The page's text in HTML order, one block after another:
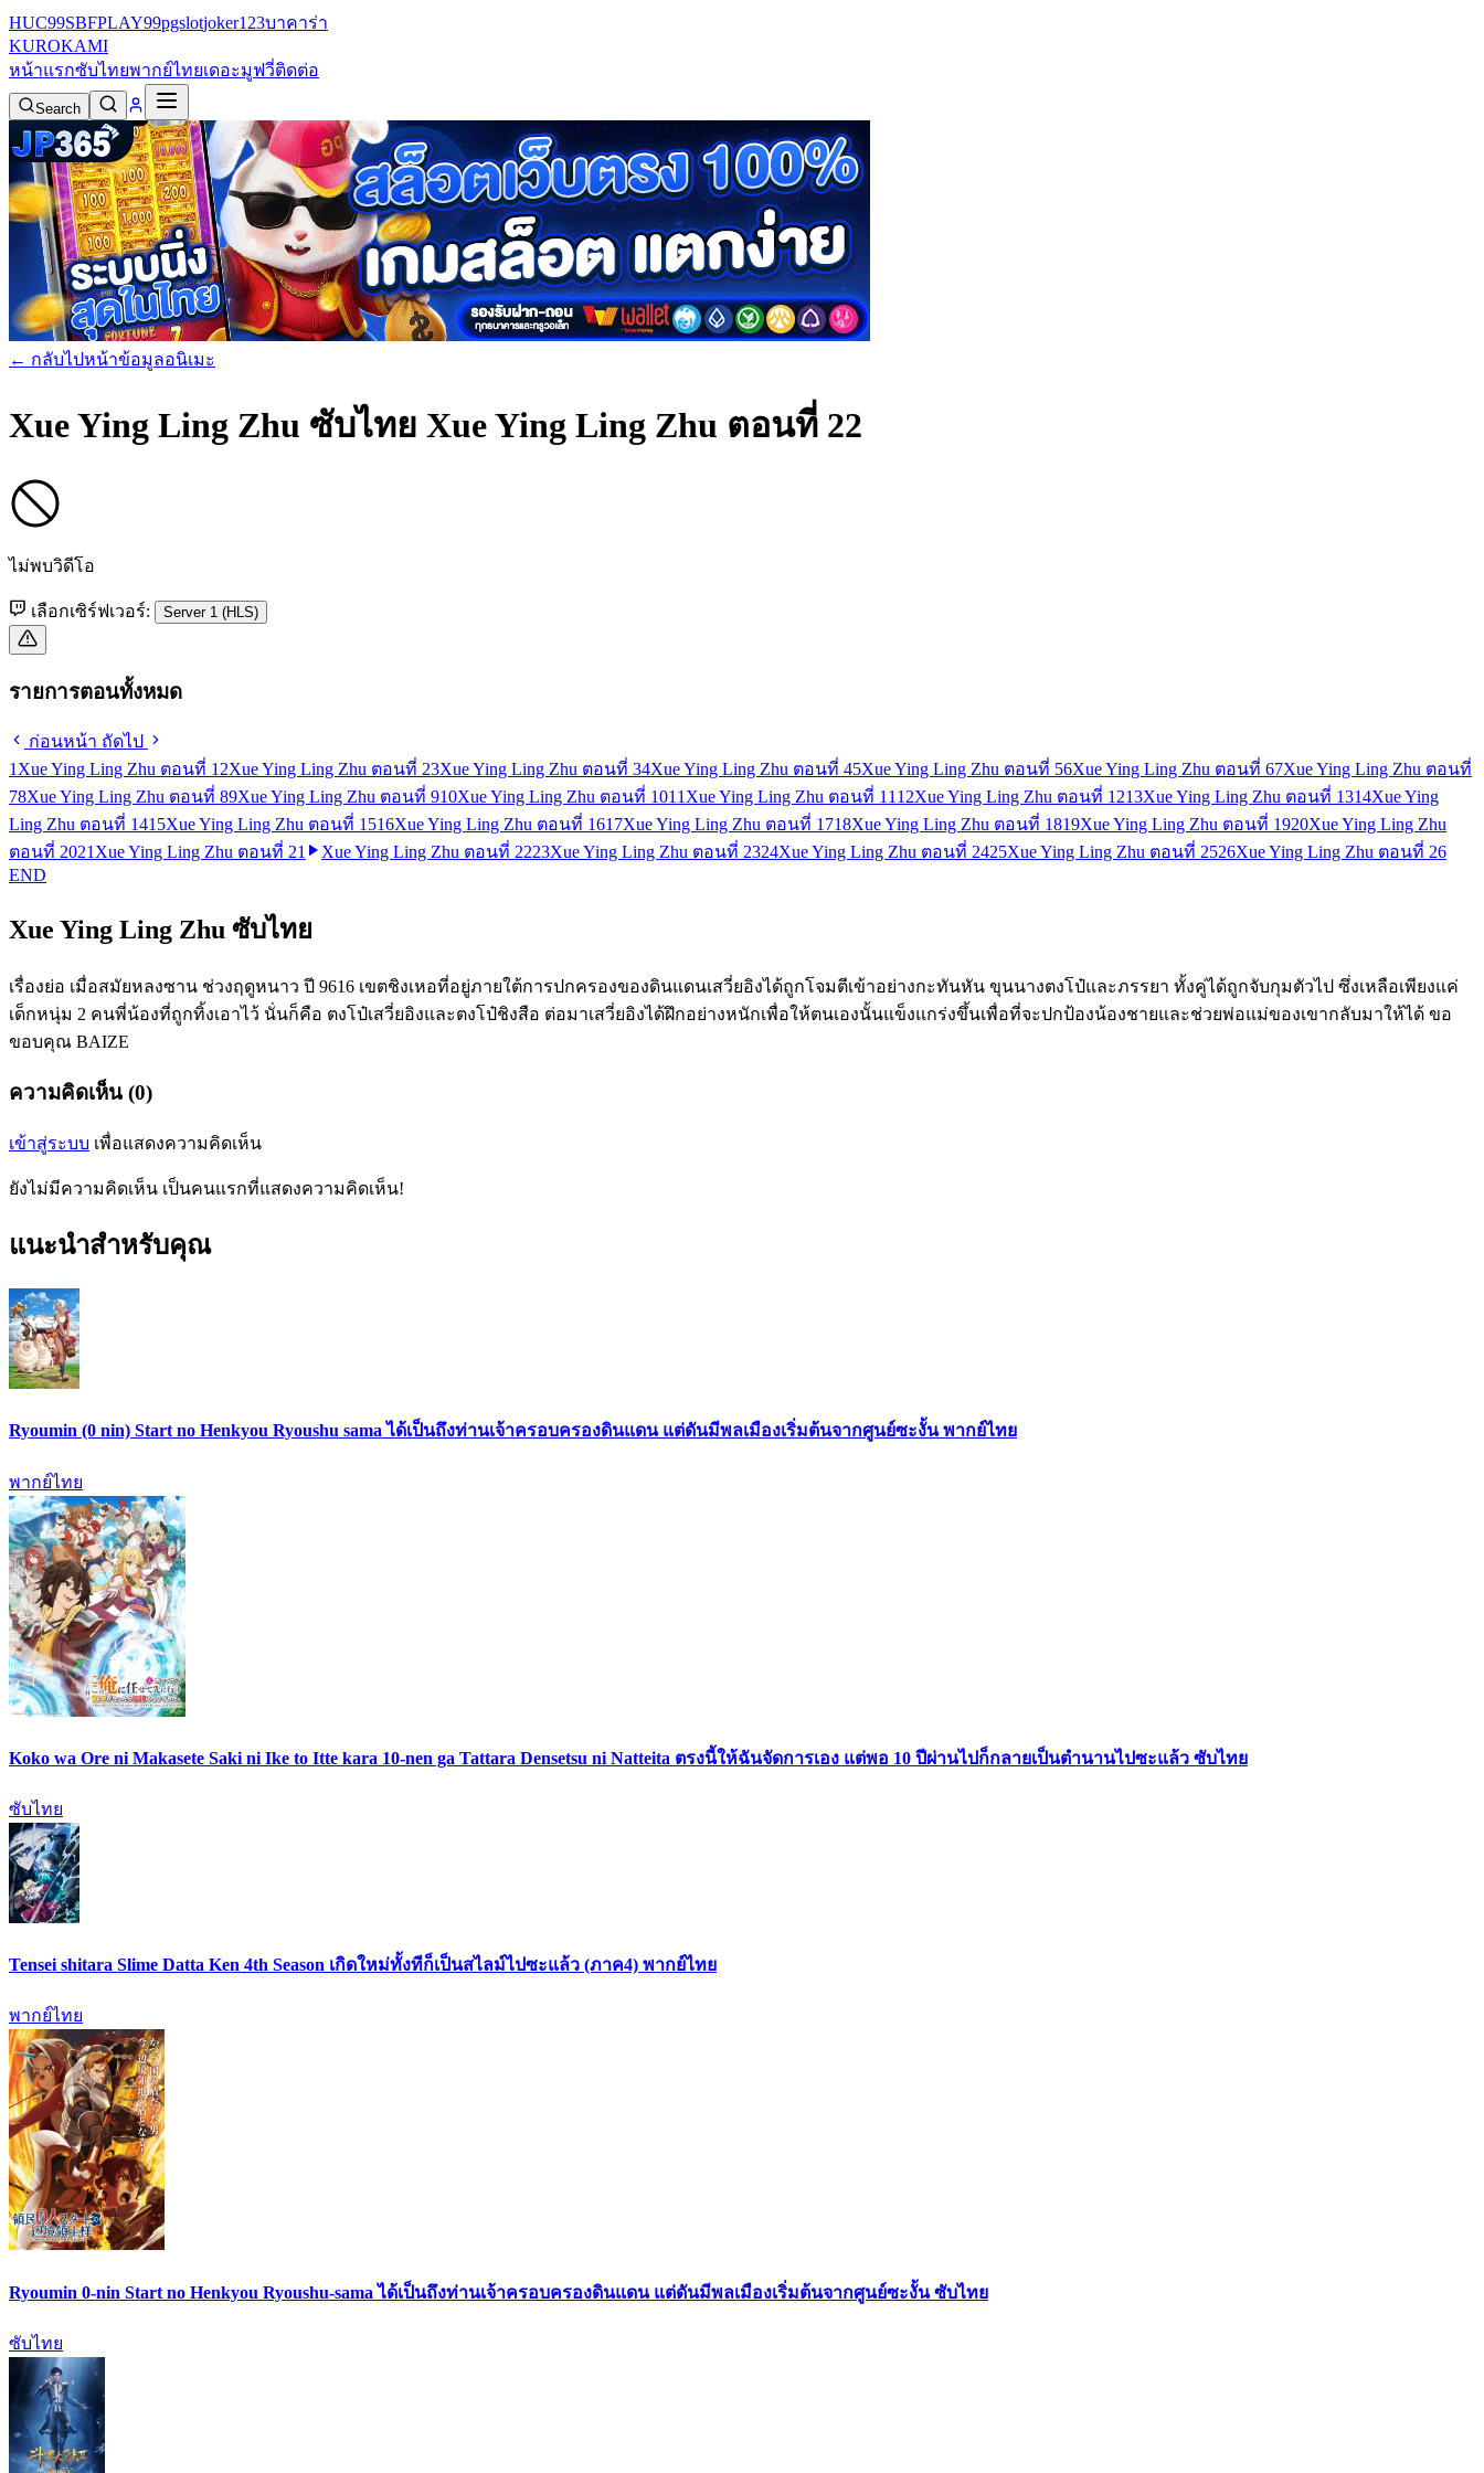
HUC99SBFPLAY99pgslotjoker123บาคาร่า
KUROKAMI
หน้าแรกซับไทยพากย์ไทยเดอะมูฟวี่ติดต่อ
Search
← กลับไปหน้าข้อมูลอนิเมะ
Xue Ying Ling Zhu ซับไทย Xue Ying Ling Zhu ตอนที่ 22
ไม่พบวิดีโอ
เลือกเซิร์ฟเวอร์: Server 1 (HLS)
รายการตอนทั้งหมด
ก่อนหน้า ถัดไป
1 Xue Ying Ling Zhu ตอนที่ 1 2Xue Ying Ling Zhu ตอนที่ 23Xue Ying Ling Zhu ตอนที่ 34Xue Ying Ling Zhu ตอนที่ 45Xue Ying Ling Zhu ตอนที่ 56Xue Ying Ling Zhu ตอนที่ 67Xue Ying Ling Zhu ตอนที่
78Xue Ying Ling Zhu ตอนที่ 89Xue Ying Ling Zhu ตอนที่ 910Xue Ying Ling Zhu ตอนที่ 1011 Xue Ying Ling Zhu ตอนที่ 11 12Xue Ying Ling Zhu ตอนที่ 1213Xue Ying Ling Zhu ตอนที่ 1314Xue Ying
Ling Zhu ตอนที่ 1415Xue Ying Ling Zhu ตอนที่ 1516Xue Ying Ling Zhu ตอนที่ 1617Xue Ying Ling Zhu ตอนที่ 1718Xue Ying Ling Zhu ตอนที่ 1819Xue Ying Ling Zhu ตอนที่ 1920Xue Ying Ling Zhu
ตอนที่ 2021 Xue Ying Ling Zhu ตอนที่ 21 Xue Ying Ling Zhu ตอนที่ 2223Xue Ying Ling Zhu ตอนที่ 2324Xue Ying Ling Zhu ตอนที่ 2425Xue Ying Ling Zhu ตอนที่ 2526Xue Ying Ling Zhu ตอนที่ 26
END
Xue Ying Ling Zhu ซับไทย
เรื่องย่อ เมื่อสมัยหลงซาน ช่วงฤดูหนาว ปี 9616 เขตชิงเหอที่อยู่ภายใต้การปกครองของดินแดนเสวี่ยอิงได้ถูกโจมตีเข้าอย่างกะทันหัน ขุนนางตงโป๋และภรรยา ทั้งคู่ได้ถูกจับกุมตัวไป ซึ่งเหลือเพียงแค่
เด็กหนุ่ม 2 คนพี่น้องที่ถูกทิ้งเอาไว้ นั่นก็คือ ตงโป๋เสวี่ยอิงและตงโป๋ชิงสือ ต่อมาเสวี่ยอิงได้ฝึกอย่างหนักเพื่อให้ตนเองนั้นแข็งแกร่งขึ้นเพื่อที่จะปกป้องน้องชายและช่วยพ่อแม่ของเขากลับมาให้ได้ ขอ
ขอบคุณ BAIZE
ความคิดเห็น (0)
เข้าสู่ระบบ เพื่อแสดงความคิดเห็น
ยังไม่มีความคิดเห็น เป็นคนแรกที่แสดงความคิดเห็น!
แนะนำสำหรับคุณ
Ryoumin (0 nin) Start no Henkyou Ryoushu sama ได้เป็นถึงท่านเจ้าครอบครองดินแดน แต่ดันมีพลเมืองเริ่มต้นจากศูนย์ซะงั้น พากย์ไทย
พากย์ไทย
Koko wa Ore ni Makasete Saki ni Ike to Itte kara 10-nen ga Tattara Densetsu ni Natteita ตรงนี้ให้ฉันจัดการเอง แต่พอ 10 ปีผ่านไปก็กลายเป็นตำนานไปซะแล้ว ซับไทย
ซับไทย
Tensei shitara Slime Datta Ken 4th Season เกิดใหม่ทั้งทีก็เป็นสไลม์ไปซะแล้ว (ภาค4) พากย์ไทย
พากย์ไทย
Ryoumin 0-nin Start no Henkyou Ryoushu-sama ได้เป็นถึงท่านเจ้าครอบครองดินแดน แต่ดันมีพลเมืองเริ่มต้นจากศูนย์ซะงั้น ซับไทย
ซับไทย